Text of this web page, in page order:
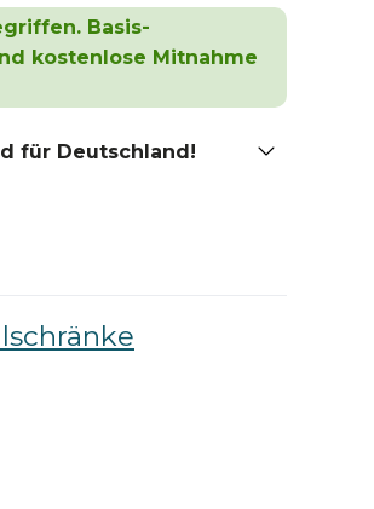
Basis-
kostenlose Mitnahme
für Deutschland!